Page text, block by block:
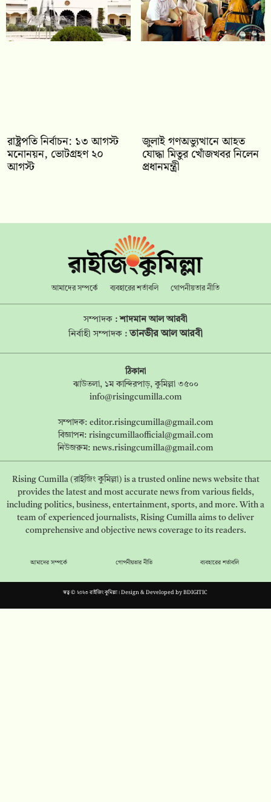
রাষ্ট্রপতি নির্বাচন: ১৩ আগস্ট
মনোনয়ন, ভোটগ্রহণ ২০
আগস্ট
জুলাই গণঅভ্যুত্থানে আহত
যোদ্ধা মিতুর খোঁজখবর নিলেন
প্রধানমন্ত্রী
আমাদের সম্পর্কে ব্যবহারের শর্তাবলি গোপনীয়তার নীতি
সম্পাদক :শাদমান আল আরবী
নির্বাহী সম্পাদক :তানভীর আল আরবী
ঠিকানা
ঝাউতলা, ১ম কান্দিরপাড়, কুমিল্লা ৩৫০০
info@risingcumilla.com
সম্পাদক: editor.risingcumilla@gmail.com
বিজ্ঞাপন: risingcumillaofficial@gmail.com
নিউজরুম: news.risingcumilla@gmail.com
Rising Cumilla (রাইজিং কুমিল্লা) is a trusted online news website that
provides the latest and most accurate news from various fields,
including politics, business, entertainment, sports, and more. With a
team of experienced journalists, Rising Cumilla aims to deliver
comprehensive and objective news coverage to its readers.
আমাদের সম্পর্কে গোপনীয়তার নীতি ব্যবহারের শর্তাবলি
স্বত্ব © ২০২৩ রাইজিং কুমিল্লা। Design & Developed byBDIGITIC